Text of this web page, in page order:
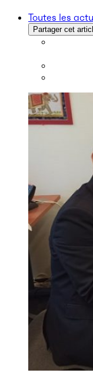
Toutes les
Partager cet